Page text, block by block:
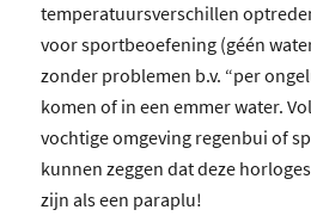
temperatuursverschillen
voor sportbeoefening (géén
zonder problemen b.v. “per
komen of in een emmer water.
vochtige omgeving regenbui of
kunnen zeggen dat deze
zijn als een paraplu!